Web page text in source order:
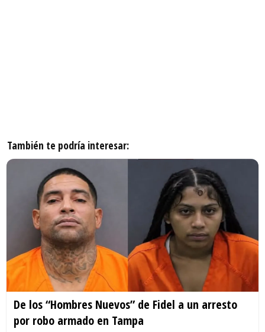
También te podría interesar:
De los “Hombres Nuevos” de Fidel a un arresto
por robo armado en Tampa